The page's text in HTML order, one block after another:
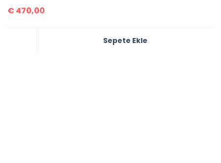
€ 470,00
Sepete Ekle